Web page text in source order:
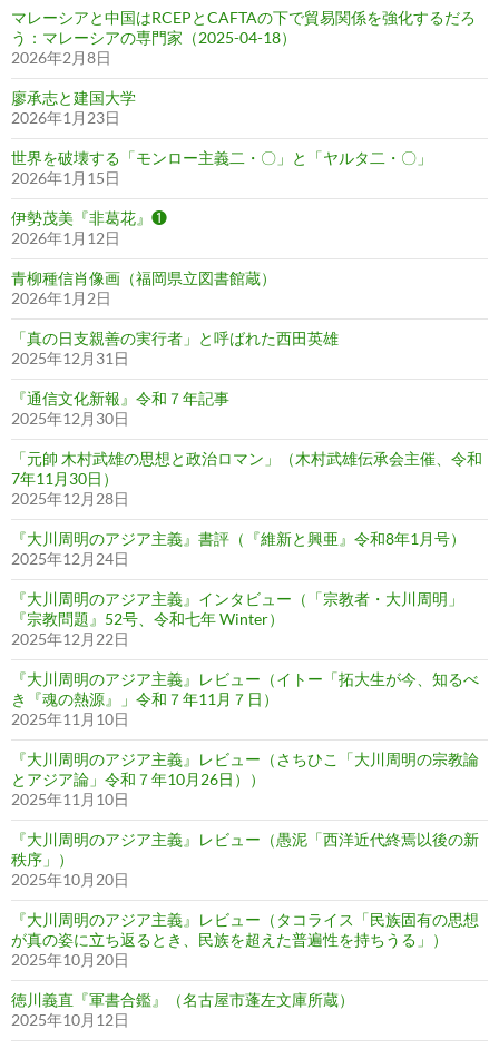
マレーシアと中国はRCEPとCAFTAの下で貿易関係を強化するだろ
う：マレーシアの専門家（2025-04-18）
2026年2月8日
廖承志と建国大学
2026年1月23日
世界を破壊する「モンロー主義二・〇」と「ヤルタ二・〇」
2026年1月15日
伊勢茂美『非葛花』❶
2026年1月12日
青柳種信肖像画（福岡県立図書館蔵）
2026年1月2日
「真の日支親善の実行者」と呼ばれた西田英雄
2025年12月31日
『通信文化新報』令和７年記事
2025年12月30日
「元帥 木村武雄の思想と政治ロマン」（木村武雄伝承会主催、令和
7年11月30日）
2025年12月28日
『大川周明のアジア主義』書評（『維新と興亜』令和8年1月号）
2025年12月24日
『大川周明のアジア主義』インタビュー（「宗教者・大川周明」
『宗教問題』52号、令和七年 Winter）
2025年12月22日
『大川周明のアジア主義』レビュー（イトー「拓大生が今、知るべ
き『魂の熱源』」令和７年11月７日）
2025年11月10日
『大川周明のアジア主義』レビュー（さちひこ「大川周明の宗教論
とアジア論」令和７年10月26日））
2025年11月10日
『大川周明のアジア主義』レビュー（愚泥「西洋近代終焉以後の新
秩序」）
2025年10月20日
『大川周明のアジア主義』レビュー（タコライス「民族固有の思想
が真の姿に立ち返るとき、民族を超えた普遍性を持ちうる」）
2025年10月20日
徳川義直『軍書合鑑』（名古屋市蓬左文庫所蔵）
2025年10月12日